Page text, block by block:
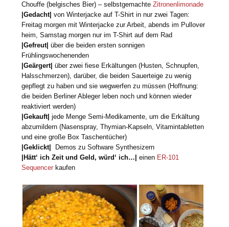
Chouffe (belgisches Bier) – selbstgemachteZitronenlimonade
|Gedacht|von Winterjacke auf T-Shirt in nur zwei Tagen:
Freitag morgen mit Winterjacke zur Arbeit, abends im Pullover
heim, Samstag morgen nur im T-Shirt auf dem Rad
|Gefreut|über die beiden ersten sonnigen
Frühlingswochenenden
|Geärgert|über zwei fiese Erkältungen (Husten, Schnupfen,
Halsschmerzen), darüber, die beiden Sauerteige zu wenig
gepflegt zu haben und sie wegwerfen zu müssen (Hoffnung:
die beiden Berliner Ableger leben noch und können wieder
reaktiviert werden)
|Gekauft|jede Menge Semi-Medikamente, um die Erkältung
abzumildern (Nasenspray, Thymian-Kapseln, Vitamintabletten
und eine große Box Taschentücher)
|Geklickt|
Demos zu Software Synthesizern
|Hätt‘ ich Zeit und Geld, würd‘ ich…|einen ER-101
Sequencer kaufen